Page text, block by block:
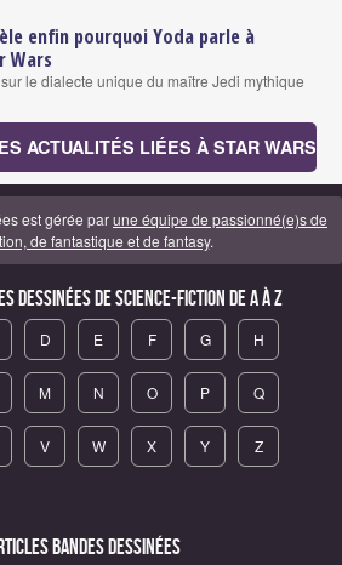
enfin pourquoi Yoda parle à
Wars
le dialecte unique du maître Jedi mythique
ACTUALITÉS LIÉES À STAR WARS
est gérée parune équipe de passionné(e)s de
de fantastique et de fantasy.
Dessinées de science-fiction de A à Z
D E F G H
M N O P Q
V W X Y Z
Bandes Dessinées